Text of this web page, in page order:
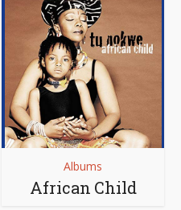
Albums
African Child